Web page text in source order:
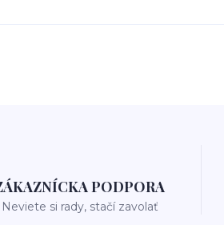
PODPORA
Neviete si rady, stačí zavolať